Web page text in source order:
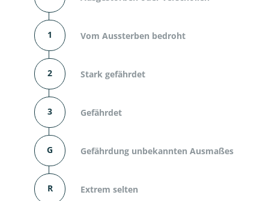
1 Vom Aussterben bedroht
2 Stark gefährdet
3 Gefährdet
G Gefährdung unbekannten Ausmaßes
R Extrem selten